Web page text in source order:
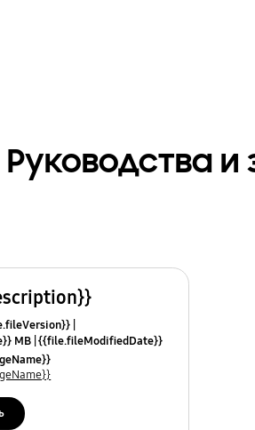
Руководства и
MB {{file.fileModifiedDate}}